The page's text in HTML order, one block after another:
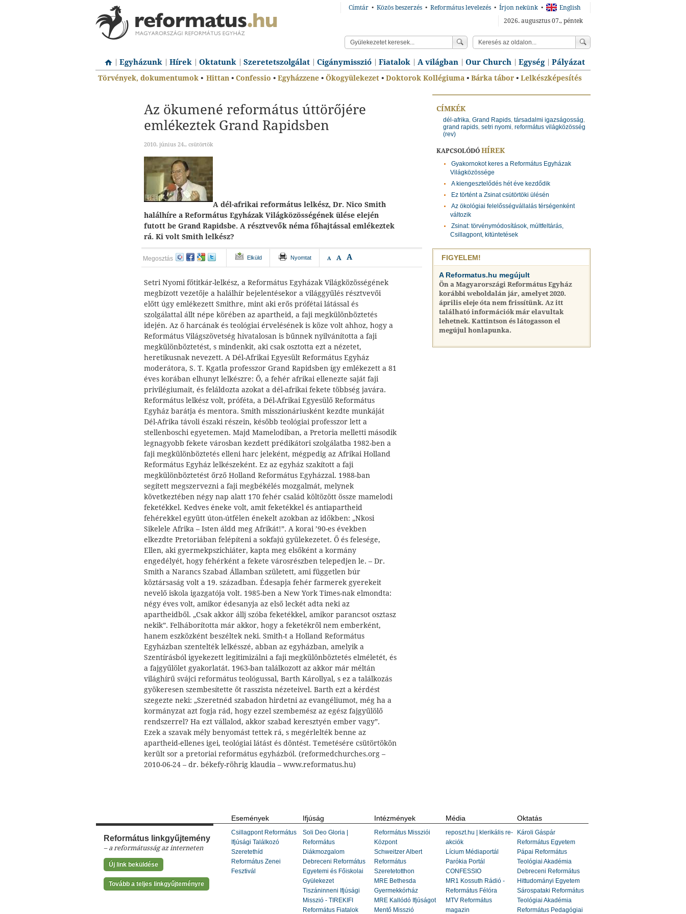
Címtár • Közös beszerzés • Református levelezés • Írjon nekünk •
English
2026. augusztus 07., péntek
Egyházunk Hírek Oktatunk Szeretetszolgálat Cigánymisszió Fiatalok A világban Our Church Egység Pályázat
Törvények, dokumentumok • Hittan • Confessio • Egyházzene • Ökogyülekezet • Doktorok Kollégiuma • Bárka tábor • Lelkészképesítés
Az ökumené református úttörőjére
emlékeztek Grand Rapidsben
2010. június 24., csütörtök
A dél-afrikai református lelkész, Dr. Nico Smith
halálhíre a Református Egyházak Világközösségének ülése elején
futott be Grand Rapidsbe. A résztvevők néma főhajtással emlékeztek
rá. Ki volt Smith lelkész?
Megosztás Elküld Nyomtat A A A
Setri Nyomi főtitkár-lelkész, a Református Egyházak Világközösségének
megbízott vezetője a halálhír bejelentésekor a világgyűlés résztvevői
előtt úgy emlékezett Smithre, mint aki erős prófétai látással és
szolgálattal állt népe körében az apartheid, a faji megkülönböztetés
idején. Az ő harcának és teológiai érvelésének is köze volt ahhoz, hogy a
Református Világszövetség hivatalosan is bűnnek nyilvánította a faji
megkülönböztetést, s mindenkit, aki csak osztotta ezt a nézetet,
heretikusnak nevezett. A Dél-Afrikai Egyesült Református Egyház
moderátora, S. T. Kgatla professzor Grand Rapidsben így emlékezett a 81
éves korában elhunyt lelkészre: Ő, a fehér afrikai ellenezte saját faji
privilégiumait, és feláldozta azokat a dél-afrikai fekete többség javára.
Református lelkész volt, próféta, a Dél-Afrikai Egyesülő Református
Egyház barátja és mentora. Smith misszionáriusként kezdte munkáját
Dél-Afrika távoli északi részein, később teológiai professzor lett a
stellenboschi egyetemen. Majd Mamelodiban, a Pretoria melletti második
legnagyobb fekete városban kezdett prédikátori szolgálatba 1982-ben a
faji megkülönböztetés elleni harc jeleként, mégpedig az Afrikai Holland
Református Egyház lelkészeként. Ez az egyház szakított a faji
megkülönböztetést őrző Holland Református Egyházzal. 1988-ban
segített megszervezni a faji megbékélés mozgalmát, melynek
következtében négy nap alatt 170 fehér család költözött össze mamelodi
feketékkel. Kedves éneke volt, amit feketékkel és antiapartheid
fehérekkel együtt úton-útfélen énekelt azokban az időkben: „Nkosi
Sikelele Afrika – Isten áldd meg Afrikát!”. A korai ’90-es években
elkezdte Pretoriában felépíteni a sokfajú gyülekezetet. Ő és felesége,
Ellen, aki gyermekpszichiáter, kapta meg elsőként a kormány
engedélyét, hogy fehérként a fekete városrészben telepedjen le. – Dr.
Smith a Narancs Szabad Államban született, ami független búr
köztársaság volt a 19. században. Édesapja fehér farmerek gyerekeit
nevelő iskola igazgatója volt. 1985-ben a New York Times-nak elmondta:
négy éves volt, amikor édesanyja az első leckét adta neki az
apartheidből. „Csak akkor állj szóba feketékkel, amikor parancsot osztasz
nekik”. Felháborította már akkor, hogy a feketékről nem emberként,
hanem eszközként beszéltek neki. Smith-t a Holland Református
Egyházban szentelték lelkésszé, abban az egyházban, amelyik a
Szentírásból igyekezett legitimizálni a faji megkülönböztetés elméletét, és
a fajgyűlölet gyakorlatát. 1963-ban találkozott az akkor már méltán
világhírű svájci református teológussal, Barth Károllyal, s ez a találkozás
gyökeresen szembesítette őt rasszista nézeteivel. Barth ezt a kérdést
szegezte neki: „Szeretnéd szabadon hirdetni az evangéliumot, még ha a
kormányzat azt fogja rád, hogy ezzel szembemész az egész fajgyűlölő
rendszerrel? Ha ezt vállalod, akkor szabad keresztyén ember vagy”.
Ezek a szavak mély benyomást tettek rá, s megérlelték benne az
apartheid-ellenes igei, teológiai látást és döntést. Temetésére csütörtökön
került sor a pretoriai református egyházból. (reformedchurches.org –
2010-06-24 – dr. békefy-röhrig klaudia – www.reformatus.hu)
CÍMKÉK
dél-afrika, Grand Rapids, társadalmi igazságosság,
grand rapids, setri nyomi, református világközösség
(rev)
KAPCSOLÓDÓ HÍREK
Gyakornokot keres a Református Egyházak
Világközössége
A kiengesztelődés hét éve kezdődik
Ez történt a Zsinat csütörtöki ülésén
Az ökológiai felelősségvállalás térségenként
változik
Zsinat: törvénymódosítások, múltfeltárás,
Csillagpont, kitüntetések
FIGYELEM!
A Reformatus.hu megújult
Ön a Magyarországi Református Egyház
korábbi weboldalán jár, amelyet 2020.
április eleje óta nem frissítünk. Az itt
található információk már elavultak
lehetnek. Kattintson és látogasson el
megújul honlapunka.
Református linkgyűjtemény
– a reformátusság az interneten
Új link beküldése
Tovább a teljes linkgyűjteményre
Események
Csillagpont Református
Ifjúsági Találkozó
Szeretethíd
Református Zenei
Fesztivál
Ifjúság
Soli Deo Gloria |
Református
Diákmozgalom
Debreceni Református
Egyetemi és Főiskolai
Gyülekezet
Tiszáninneni Ifjúsági
Misszió - TIREKIFI
Református Fiatalok
Intézmények
Református Missziói
Központ
Schweitzer Albert
Református
Szeretetotthon
MRE Bethesda
Gyermekkórház
MRE Kallódó Ifjúságot
Mentő Misszió
Média
reposzt.hu | klerikális re-
akciók
Lícium Médiaportál
Parókia Portál
CONFESSIO
MR1 Kossuth Rádió -
Református Félóra
MTV Református
magazin
Oktatás
Károli Gáspár
Református Egyetem
Pápai Református
Teológiai Akadémia
Debreceni Református
Hittudományi Egyetem
Sárospataki Református
Teológiai Akadémia
Református Pedagógiai